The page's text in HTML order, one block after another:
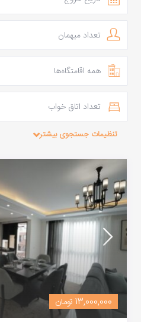
تعداد میهمان
همه اقامتگاه‌ها
تعداد اتاق خواب
تنظیمات جستجوی بیشتر
13,000,000 تومان